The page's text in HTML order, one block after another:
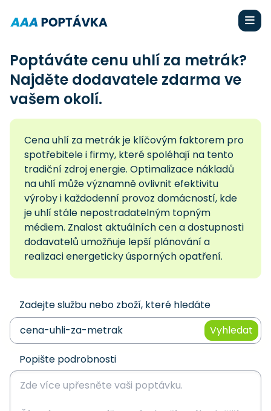
Poptáváte cenu uhlí za metrák?
Najděte dodavatele zdarma ve
vašem okolí.
Cena uhlí za metrák je klíčovým faktorem pro
spotřebitele i firmy, které spoléhají na tento
tradiční zdroj energie. Optimalizace nákladů
na uhlí může významně ovlivnit efektivitu
výroby i každodenní provoz domácností, kde
je uhlí stále nepostradatelným topným
médiem. Znalost aktuálních cen a dostupnosti
dodavatelů umožňuje lepší plánování a
realizaci energeticky úsporných opatření.
Zadejte službu nebo zboží, které hledáte
Vyhledat
Popište podrobnosti